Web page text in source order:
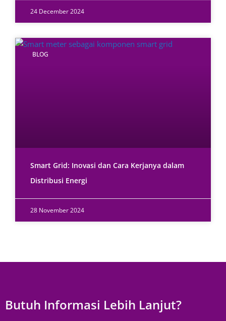
24 December 2024
BLOG
Smart Grid: Inovasi dan Cara Kerjanya dalam
Distribusi Energi
28 November 2024
Butuh Informasi Lebih Lanjut?